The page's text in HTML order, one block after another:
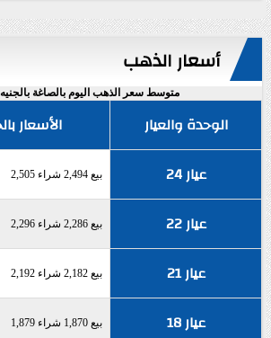
أسعار الذهب
متوسط سعر الذهب اليوم بالصاغة
الوحدة والعيار
الأسعار
عيار 24
بيع 2,494 شراء 2,505
عيار 22 بيع 2,286 شراء 2,296
عيار 21 بيع 2,182 شراء 2,192
عيار 18 بيع 1,870 شراء 1,879